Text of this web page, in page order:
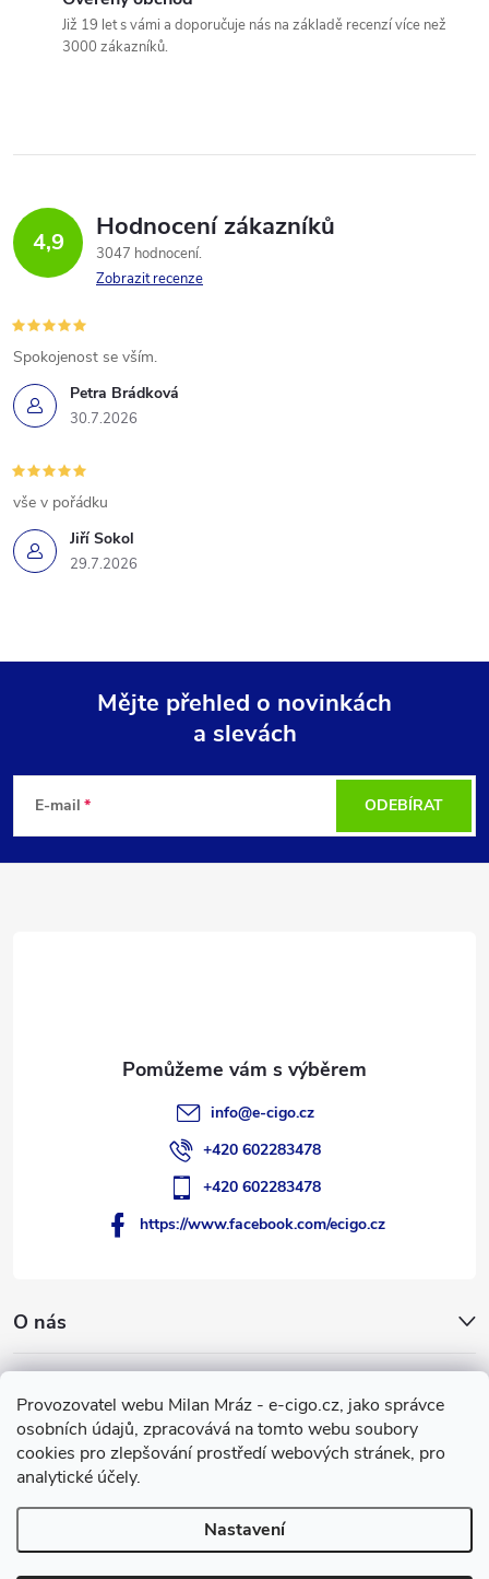
Provozovatel webu Milan Mráz - e-cigo.cz, jako správce
osobních údajů, zpracovává na tomto webu soubory
cookies pro zlepšování prostředí webových stránek, pro
analytické účely.
Nastavení
Již 19 let s vámi a doporučuje nás na základě recenzí více než
3000 zákazníků.
4,9 Hodnocení zákazníků
3047 hodnocení
Zobrazit recenze
Petra Brádková
30.7.2026
Spokojenost se vším.
Jiří Sokol
29.7.2026
vše v pořádku
p
Mějte přehled o novinkách
a slevách
E-mail ODEBÍRAT
O nás
Facebook
info@e-cigo.cz
+420 602283478
+420 602283478
https://www.facebook.com/ecigo.cz
Copyright 2007-2026e-cigo.cz. Všechna práva vyhrazena.